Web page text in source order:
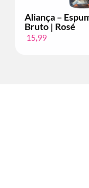
– Espumante | Baga
Rosé